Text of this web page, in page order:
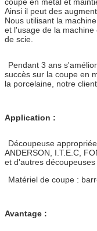
Ainsi il peut des
Nous utilisant la
et l'usage de la
de scie.
Pendant 3 ans
succès sur la coupe en
la porcelaine, notre
Application :
Découpeuse
ANDERSON, I.T.E.C,
et d'autres découpeuses
Matériel de coupe :
Avantage :